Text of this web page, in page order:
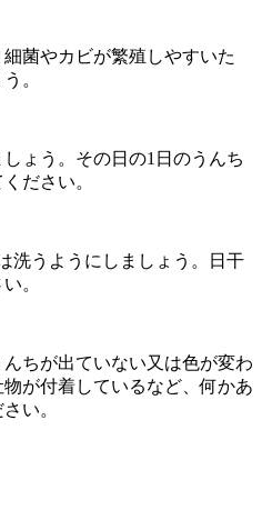
菌やカビが繁殖しやすいた
。
ょう。その日の1日のうんち
ださい。
洗うようにしましょう。日干
。
ちが出ていない又は色が変わ
が付着しているなど、何かあ
い。